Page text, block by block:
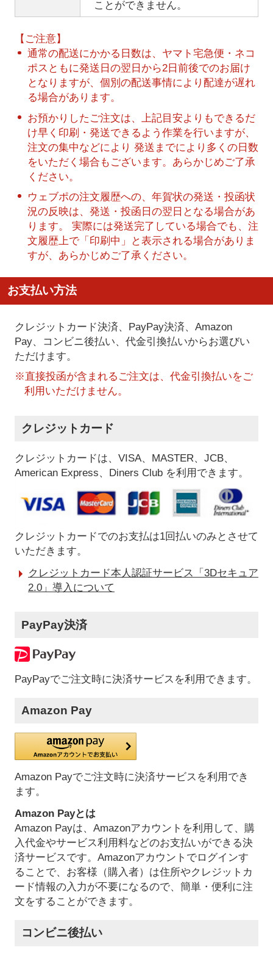
ことができません。
【ご注意】
通常の配送にかかる日数は、ヤマト宅急便・ネコ
ポスともに発送日の翌日から2日前後でのお届け
となりますが、個別の配送事情により配達が遅れ
る場合があります。
お預かりしたご注文は、上記目安よりもできるだ
け早く印刷・発送できるよう作業を行いますが、
注文の集中などにより 発送までにより多くの日数
をいただく場合もございます。あらかじめご了承
ください。
ウェブポの注文履歴への、年賀状の発送・投函状
況の反映は、発送・投函日の翌日となる場合があ
ります。 実際には発送完了している場合でも、注
文履歴上で「印刷中」と表示される場合がありま
すが、あらかじめご了承ください。
お支払い方法
クレジットカード決済、PayPay決済、Amazon
Pay、コンビニ後払い、代金引換払いからお選びい
ただけます。
※直接投函が含まれるご注文は、代金引換払いをご
利用いただけません。
クレジットカード
クレジットカードは、VISA、MASTER、JCB、
American Express、Diners Club を利用できます。
クレジットカードでのお支払は1回払いのみとさせて
いただきます。
クレジットカード本人認証サービス「3Dセキュア
2.0」導入について
PayPay決済
PayPayでご注文時に決済サービスを利用できます。
Amazon Pay
Amazon Payでご注文時に決済サービスを利用でき
ます。
Amazon Payとは
Amazon Payは、Amazonアカウントを利用して、購
入代金やサービス利用料などのお支払いができる決
済サービスです。Amazonアカウントでログインす
ることで、お客様（購入者）は住所やクレジットカ
ード情報の入力が不要になるので、簡単・便利に注
文をすることができます。
コンビニ後払い